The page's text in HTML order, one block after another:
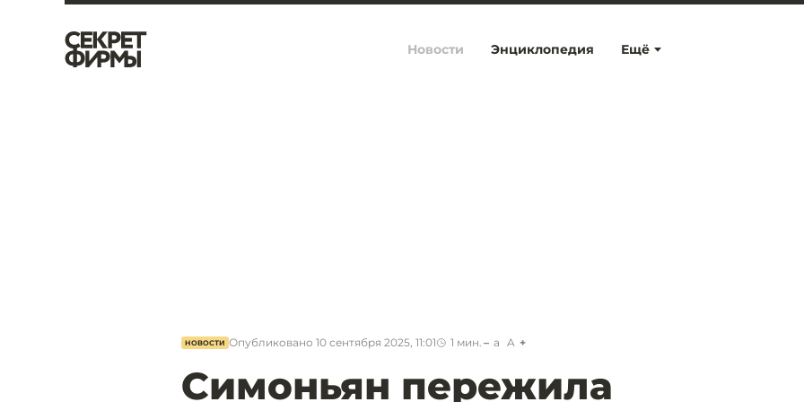
Ещё
Новости Энциклопедия
НОВОСТИ Опубликовано 10 сентября 2025, 11:01 1 мин. a A
Симоньян пережила